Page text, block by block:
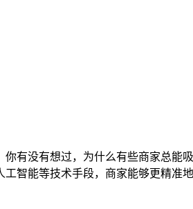
有没有想过，为什么有些商家总能
智能等技术手段，商家能够更精准